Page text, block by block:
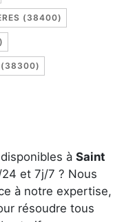
(38400)
(38300)
à Saint
et 7j/7 ? Nous
à notre expertise,
résoudre tous